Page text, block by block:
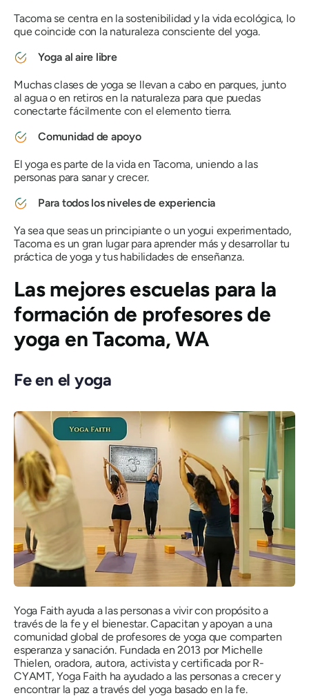
Tacoma se centra en la sostenibilidad y la vida ecológica, lo
que coincide con la naturaleza consciente del yoga.
Yoga al aire libre
Muchas clases de yoga se llevan a cabo en parques, junto
al agua o en retiros en la naturaleza para que puedas
conectarte fácilmente con el elemento tierra.
Comunidad de apoyo
El yoga es parte de la vida en Tacoma, uniendo a las
personas para sanar y crecer.
Para todos los niveles de experiencia
Ya sea que seas un principiante o un yogui experimentado,
Tacoma es un gran lugar para aprender más y desarrollar tu
práctica de yoga y tus habilidades de enseñanza.
Las mejores escuelas para la
formación de profesores de
yoga en Tacoma, WA
Fe en el yoga
Yoga Faith ayuda a las personas a vivir con propósito a
través de la fe y el bienestar. Capacitan y apoyan a una
comunidad global de profesores de yoga que comparten
esperanza y sanación. Fundada en 2013 por Michelle
Thielen, oradora, autora, activista y certificada por R-
CYAMT, Yoga Faith ha ayudado a las personas a crecer y
encontrar la paz a través del yoga basado en la fe.